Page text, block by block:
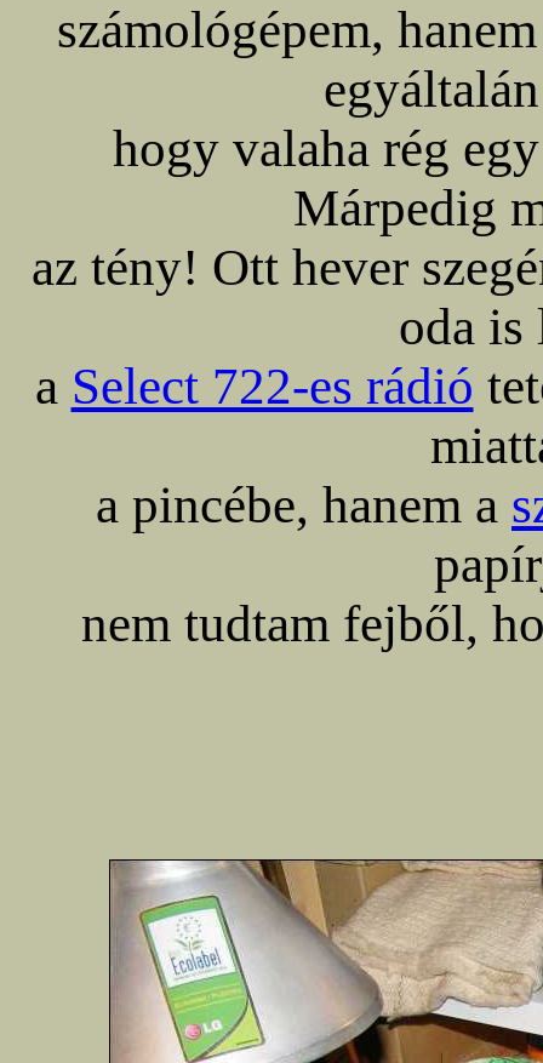
számológépem,
hogy valaha rég
Márpedig
az tény! Ott hever
oda is
a Select 722-es rádió
a pincébe, hanem a
nem tudtam fejből,